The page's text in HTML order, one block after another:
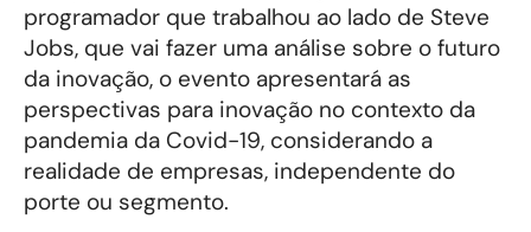
programador que trabalhou ao lado de Steve
Jobs, que vai fazer uma análise sobre o futuro
da inovação, o evento apresentará as
perspectivas para inovação no contexto da
pandemia da Covid-19, considerando a
realidade de empresas, independente do
porte ou segmento.